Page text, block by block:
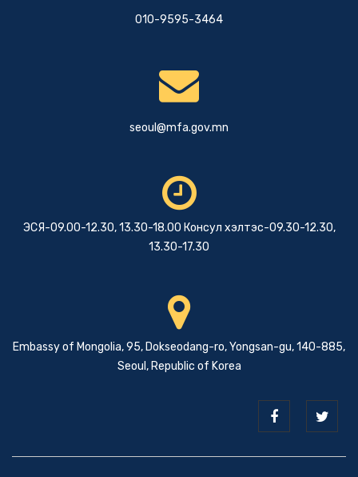
010-9595-3464
seoul@mfa.gov.mn
ЭСЯ-09.00-12.30, 13.30-18.00 Консул хэлтэс-09.30-12.30,
13.30-17.30
Embassy of Mongolia, 95, Dokseodang-ro, Yongsan-gu, 140-885,
Seoul, Republic of Korea